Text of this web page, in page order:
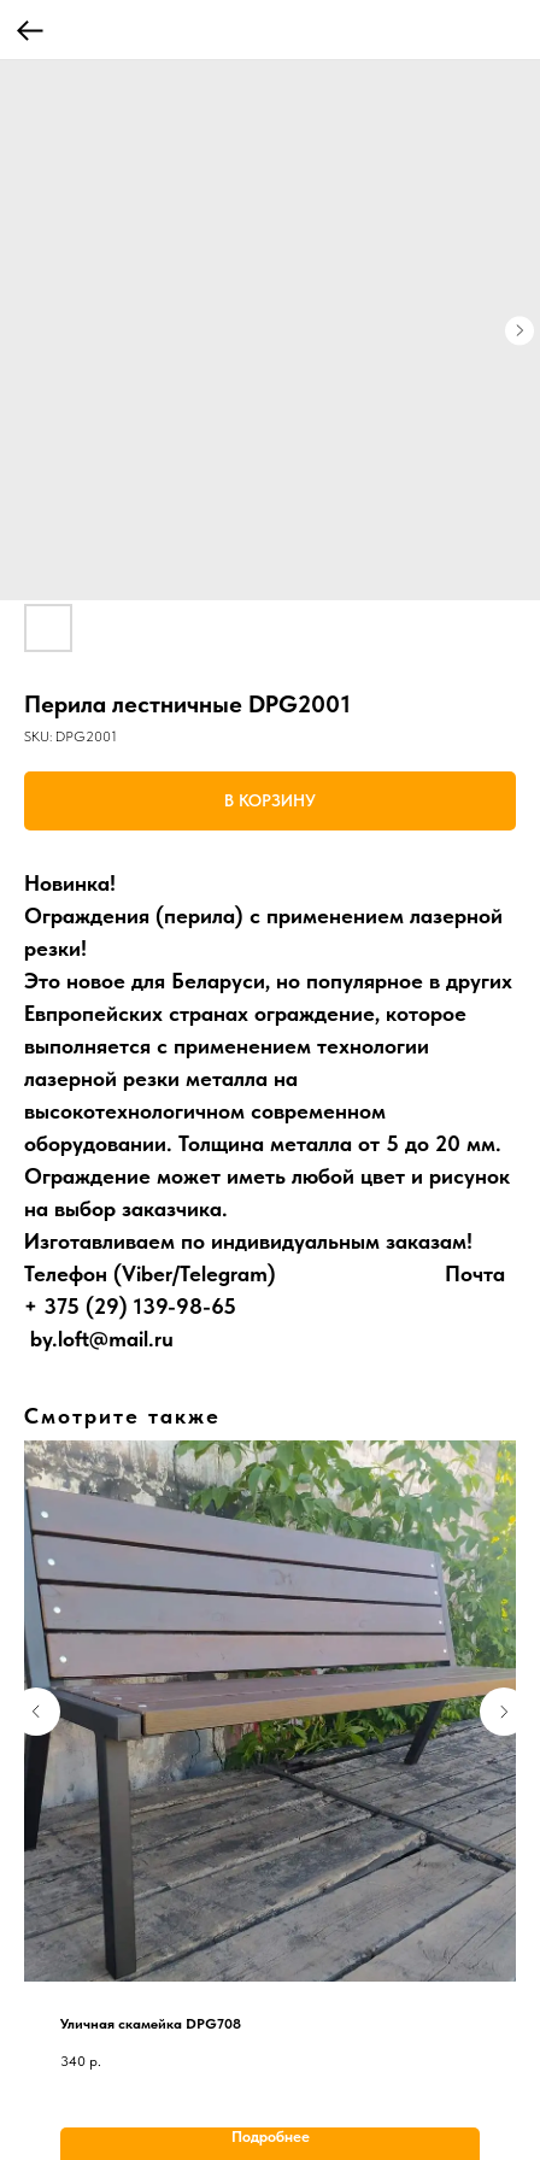
Перила лестничные DPG2001
SKU: DPG2001
В КОРЗИНУ
Новинка!
Ограждения (перила) с применением лазерной
резки!
Это новое для Беларуси, но популярное в других
Евпропейских странах ограждение, которое
выполняется с применением технологии
лазерной резки металла на
высокотехнологичном современном
оборудовании. Толщина металла от 5 до 20 мм.
Ограждение может иметь любой цвет и рисунок
на выбор заказчика.
Изготавливаем по индивидуальным заказам!
Телефон (Viber/Telegram) Почта
+ 375 (29) 139-98-65
by.loft@mail.ru
Смотрите также
Уличная скамейка DPG708
340 р.
Подробнее